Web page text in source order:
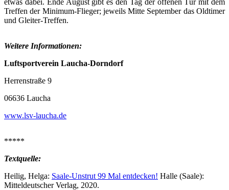
Treffen der Minimum-Flieger; jeweils Mitte September das Oldtimer
und Gleiter-Treffen.
Weitere Informationen:
Luftsportverein Laucha-Dorndorf
Herrenstraße 9
06636 Laucha
www.lsv-laucha.de
*****
Textquelle:
Heilig, Helga: Saale-Unstrut 99 Mal entdecken! Halle (Saale):
Mitteldeutscher Verlag, 2020.